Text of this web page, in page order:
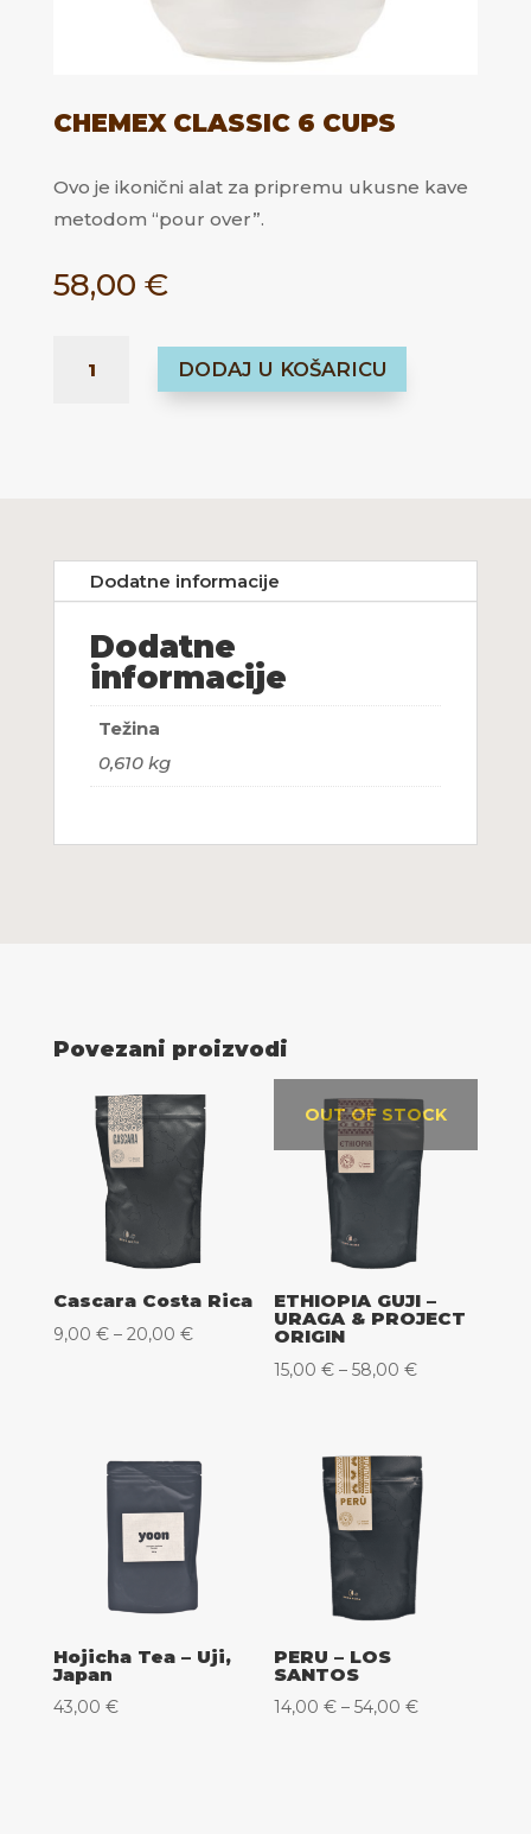
CHEMEX CLASSIC 6 CUPS
Ovo je ikonični alat za pripremu ukusne kave
metodom “pour over”.
58,00 €
CLASSIC
DODAJ U KOŠARICU
Dodatne informacije
Dodatne
informacije
Težina
0,610 kg
Povezani proizvodi
Cascara Costa Rica
9,00 € – 20,00 €Raspon
do
ETHIOPIA GUJI –
URAGA & PROJECT
ORIGIN
15,00€ – 58,00€Raspon
15,00 €
do
58,00 €
OUT OF STOCK
Hojicha Tea – Uji,
Japan
43,00 €
PERU – LOS
SANTOS
14,00€ – 54,00€Raspon